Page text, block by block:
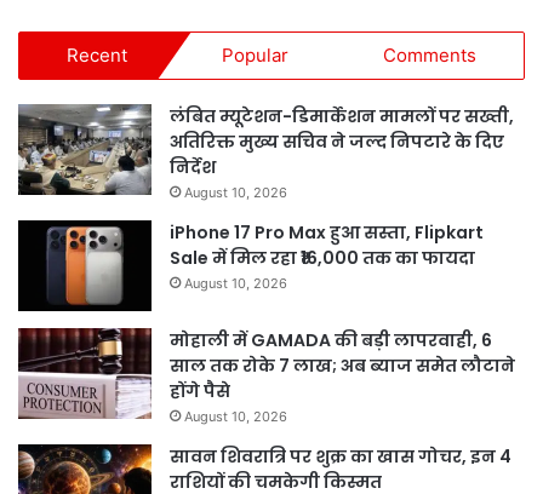
Recent Popular Comments
लंबित म्यूटेशन-डिमार्केशन मामलों पर सख्ती,
अतिरिक्त मुख्य सचिव ने जल्द निपटारे के दिए
निर्देश
August 10, 2026
iPhone 17 Pro Max हुआ सस्ता, Flipkart
Sale में मिल रहा ₹16,000 तक का फायदा
August 10, 2026
मोहाली में GAMADA की बड़ी लापरवाही, 6
साल तक रोके 7 लाख; अब ब्याज समेत लौटाने
होंगे पैसे
August 10, 2026
सावन शिवरात्रि पर शुक्र का खास गोचर, इन 4
राशियों की चमकेगी किस्मत